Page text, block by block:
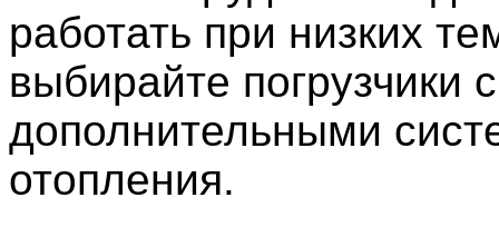
работать при низких
выбирайте погрузчики с
дополнительными
отопления.